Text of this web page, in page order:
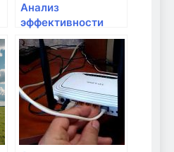
Анализ
эффективности
оборудования для
домашнего
интернета